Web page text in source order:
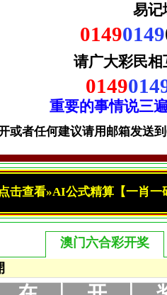
易记
01490149
请广大彩民相
0149
重要的事情说三
或者任何建议请用邮箱发送
点击查看»AI公式精算【一肖一